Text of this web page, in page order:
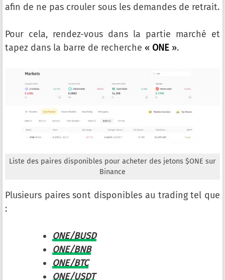
afin de ne pas crouler sous les demandes de retrait.
Pour cela, rendez-vous dans la partie marché et
tapez dans la barre de recherche « ONE ».
Liste des paires disponibles pour acheter des jetons $ONE sur
Binance
Plusieurs paires sont disponibles au trading tel que
:
ONE/BUSD
ONE/BNB
ONE/BTC
ONE/USDT